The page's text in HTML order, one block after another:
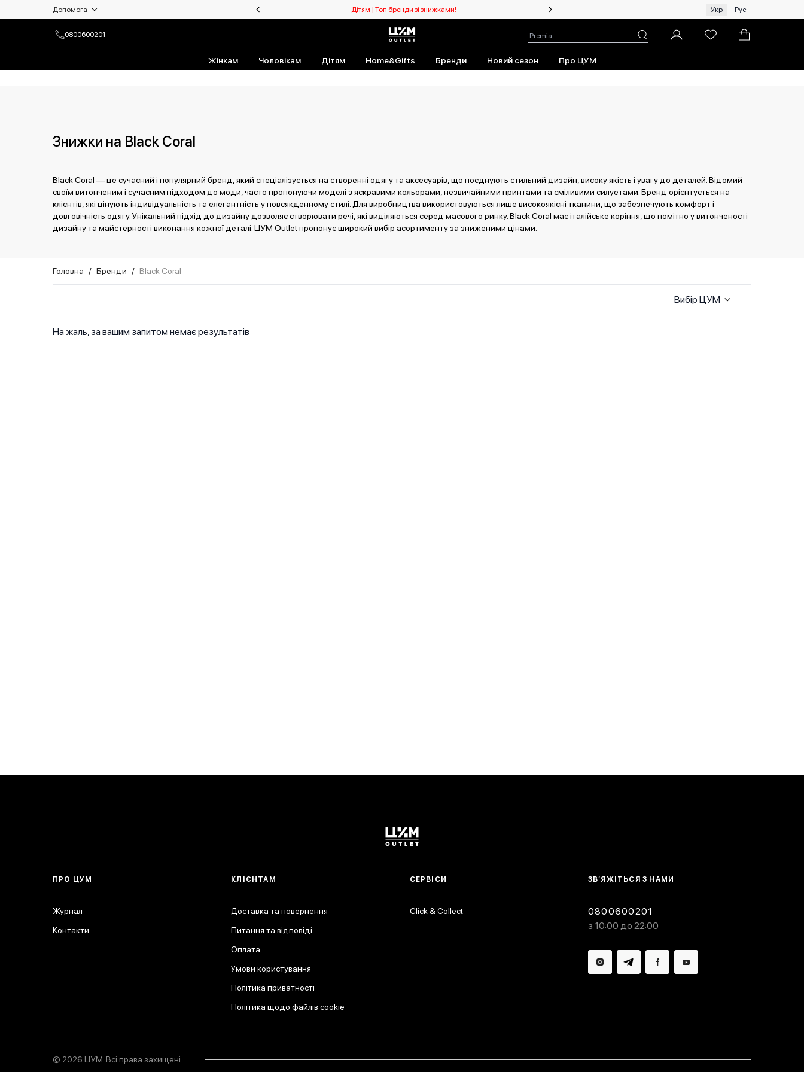
Допомога
Доставка та повернення
Умови користування
Чоловікам | Топ бренди зі знижками! Дітям | Топ бренди зі знижками! Жінкам | Топ бренди зі знижками!
Укр Рус
0800600201
Жінкам Чоловікам Дітям Home&Gifts Бренди Новий сезон Про ЦУМ
Знижки на Black Coral
Black Coral — це сучасний і популярний бренд, який спеціалізується на створенні одягу та аксесуарів, що поєднують стильний дизайн, високу якість і увагу до деталей. Відомий
своїм витонченим і сучасним підходом до моди, часто пропонуючи моделі з яскравими кольорами, незвичайними принтами та сміливими силуетами. Бренд орієнтується на
клієнтів, які цінують індивідуальність та елегантність у повсякденному стилі. Для виробництва використовуються лише високоякісні тканини, що забезпечують комфорт і
довговічність одягу. Унікальний підхід до дизайну дозволяє створювати речі, які виділяються серед масового ринку. Black Coral має італійське коріння, що помітно у витонченості
дизайну та майстерності виконання кожної деталі. ЦУМ Outlet пропонує широкий вибір асортименту за зниженими цінами.
Головна / Бренди / Black Coral
Вибір ЦУМ
На жаль, за вашим запитом немає результатів
ЗВ’ЯЖІТЬСЯ З НАМИ
0800600201
з 10:00 до 22:00
ПРО ЦУМ
Журнал
Контакти
КЛІЄНТАМ
Доставка та повернення
Питання та відповіді
Оплата
Умови користування
Політика приватності
Політика щодо файлів cookie
СЕРВІСИ
Click & Collect
© 2026 ЦУМ. Всі права захищені